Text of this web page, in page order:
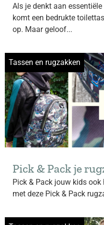
Als je denkt aan
komt een bedrukte
op. Maar geloof...
Tassen en rugzakken
Pick & Pack je
Pick & Pack jouw kids
met deze Pick & Pack